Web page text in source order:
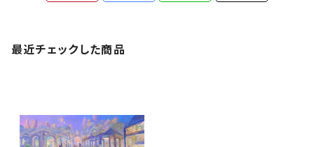
最近チェックした商品